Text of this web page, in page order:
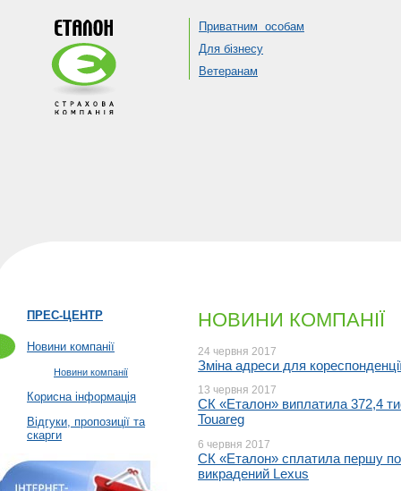
Приватним особам
Для бізнесу
Ветеранам
ПРЕС-ЦЕНТР
Новини компанії
Новини компанії
Корисна інформація
Відгуки, пропозиції та
скарги
НОВИНИ КОМПАНІЇ
24 червня 2017
Зміна адреси для
13 червня 2017
CК «Еталон» виплатила 372,4
Touareg
6 червня 2017
СК «Еталон» сплатила першу
викрадений Lexus